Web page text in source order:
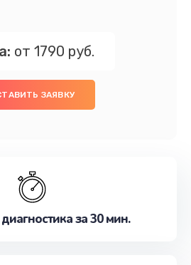
от 1790 руб.
ЗАЯВКУ
за 30 мин.